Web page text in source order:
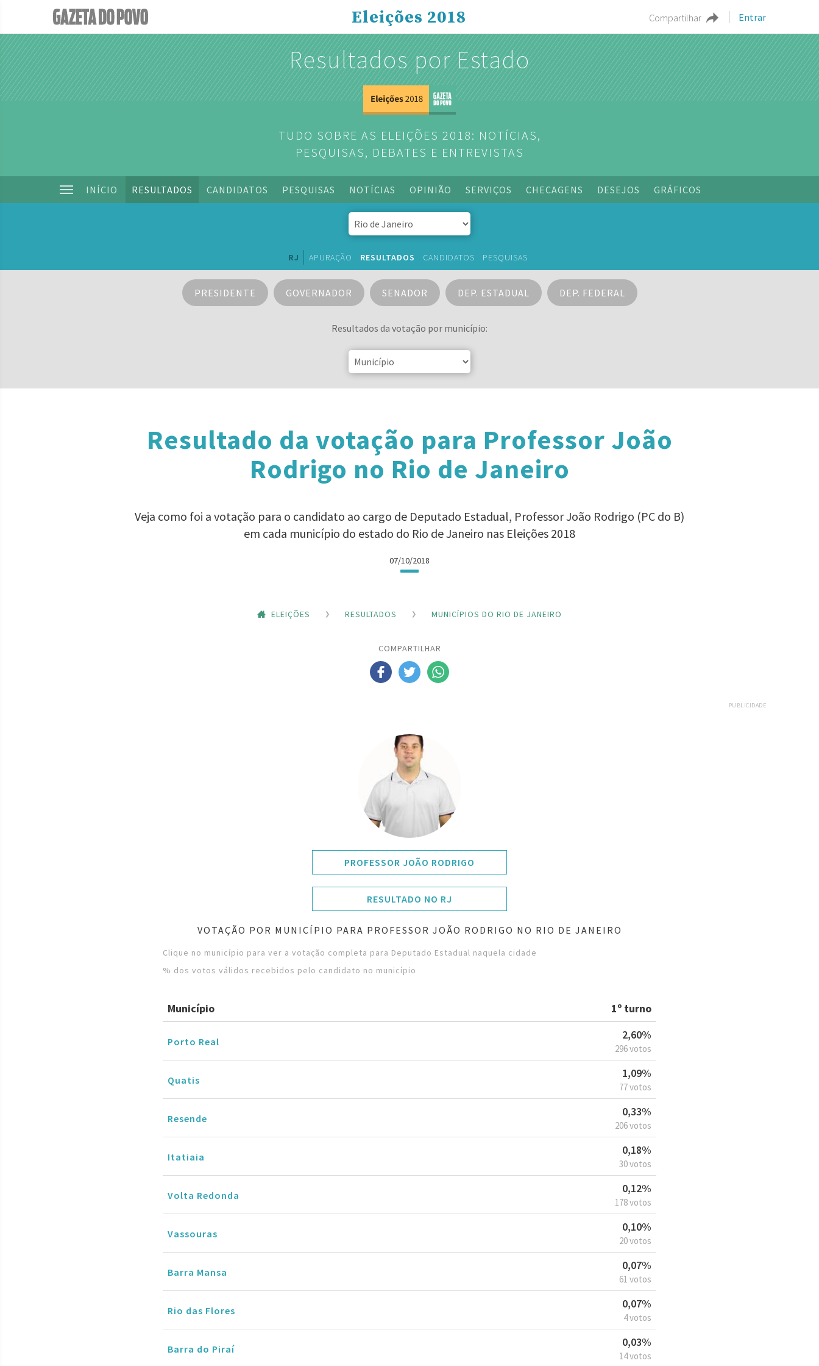
Compartilhar Entrar
Eleições 2018
Resultados por Estado
TUDO SOBRE AS ELEIÇÕES 2018: NOTÍCIAS,
PESQUISAS, DEBATES E ENTREVISTAS
INÍCIO RESULTADOS CANDIDATOS PESQUISAS NOTÍCIAS OPINIÃO SERVIÇOS CHECAGENS DESEJOS GRÁFICOS
RJ APURAÇÃO RESULTADOS CANDIDATOS PESQUISAS
PRESIDENTE GOVERNADOR SENADOR DEP. ESTADUAL DEP. FEDERAL
Resultados da votação por município:
Resultado da votação para Professor João
Rodrigo no Rio de Janeiro
Veja como foi a votação para o candidato ao cargo de Deputado Estadual, Professor João Rodrigo (PC do B)
em cada município do estado do Rio de Janeiro nas Eleições 2018
07/10/2018
ELEIÇÕES RESULTADOS MUNICÍPIOS DO RIO DE JANEIRO
COMPARTILHAR
PUBLICIDADE
PROFESSOR JOÃO RODRIGO
RESULTADO NO RJ
VOTAÇÃO POR MUNICÍPIO PARA PROFESSOR JOÃO RODRIGO NO RIO DE JANEIRO
Clique no município para ver a votação completa para Deputado Estadual naquela cidade
% dos votos válidos recebidos pelo candidato no município
Município 1º turno
Porto Real
2,60%
296 votos
Quatis
1,09%
77 votos
Resende
0,33%
206 votos
Itatiaia
0,18%
30 votos
Volta Redonda
0,12%
178 votos
Vassouras
0,10%
20 votos
Barra Mansa
0,07%
61 votos
Rio das Flores
0,07%
4 votos
Barra do Piraí
0,03%
14 votos